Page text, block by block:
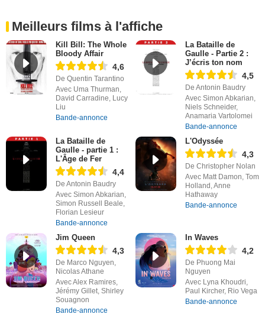
Meilleurs films à l'affiche
Kill Bill: The Whole
Bloody Affair
4,6
De Quentin Tarantino
Avec Uma Thurman,
David Carradine, Lucy
Liu
Bande-annonce
La Bataille de
Gaulle - Partie 2 :
J’écris ton nom
4,5
De Antonin Baudry
Avec Simon Abkarian,
Niels Schneider,
Anamaria Vartolomei
Bande-annonce
La Bataille de
Gaulle - partie 1 :
L'Âge de Fer
4,4
De Antonin Baudry
Avec Simon Abkarian,
Simon Russell Beale,
Florian Lesieur
Bande-annonce
L'Odyssée
4,3
De Christopher Nolan
Avec Matt Damon, Tom
Holland, Anne
Hathaway
Bande-annonce
Jim Queen
4,3
De Marco Nguyen,
Nicolas Athane
Avec Alex Ramires,
Jérémy Gillet, Shirley
Souagnon
Bande-annonce
In Waves
4,2
De Phuong Mai
Nguyen
Avec Lyna Khoudri,
Paul Kircher, Rio Vega
Bande-annonce